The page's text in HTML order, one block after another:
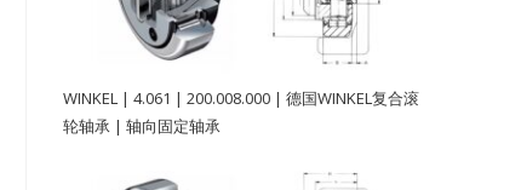
WINKEL | 4.061 | 200.008.000 | 德国WINKEL复合滚
轮轴承 | 轴向固定轴承